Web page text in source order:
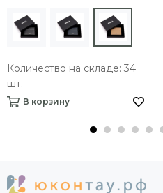
Количество на складе: 34
шт.
В корзину